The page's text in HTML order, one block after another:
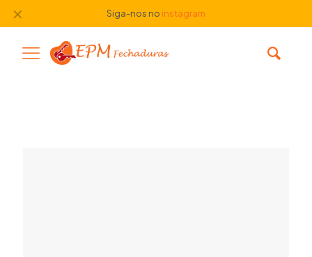
Siga-nos no instagram
✕